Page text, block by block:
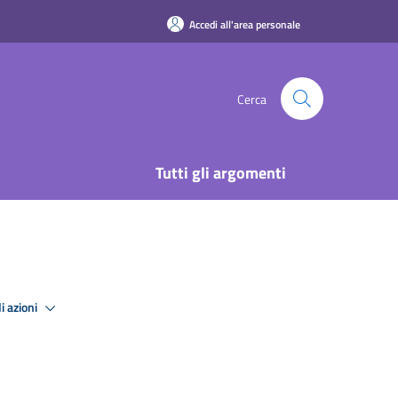
Accedi all'area personale
Cerca
Tutti gli argomenti
azioni